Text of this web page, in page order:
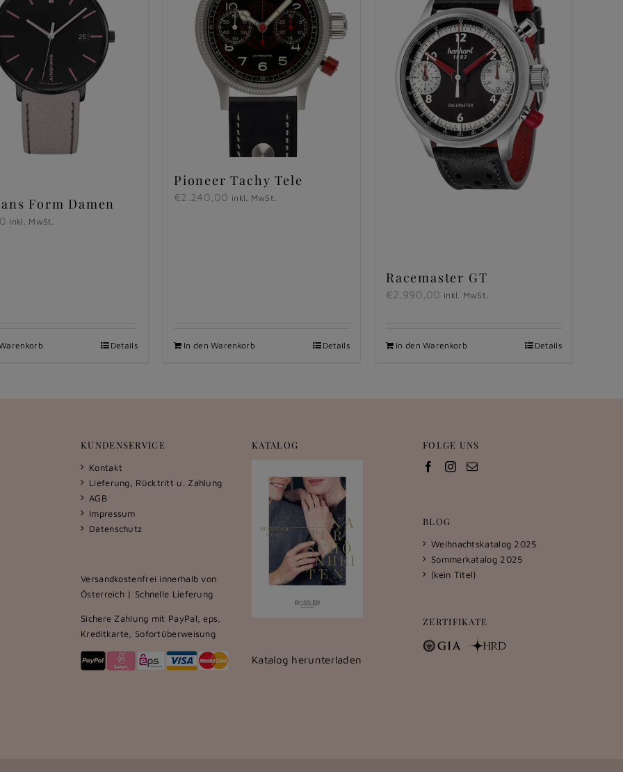
Form Damen
inkl. MwSt.
Details
Pioneer Tachy Tele
€2.240,00 inkl. MwSt.
In den Warenkorb Details
Racemaster GT
€2.990,00 inkl. MwSt.
In den Warenkorb Details
KUNDENSERVICE
Kontakt
Lieferung, Rücktritt u. Zahlung
AGB
Impressum
Datenschutz
Versandkostenfrei innerhalb von
Österreich | Schnelle Lieferung
Sichere Zahlung mit PayPal, eps,
Kreditkarte, Sofortüberweisung
KATALOG
Katalog herunterladen
FOLGE UNS
BLOG
Weihnachtskatalog 2025
Sommerkatalog 2025
(kein Titel)
ZERTIFIKATE